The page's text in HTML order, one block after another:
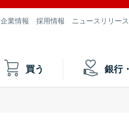
企業情報 採用情報 ニュースリリース
買う 銀行